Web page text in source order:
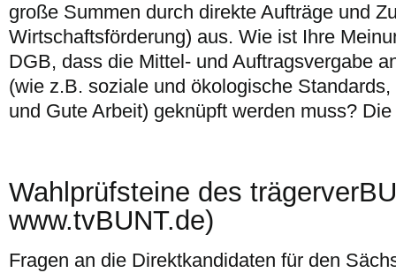
große Summen durch direkte Aufträge und
Wirtschaftsförderung) aus. Wie ist Ihre
DGB, dass die Mittel- und Auftragsvergabe
(wie z.B. soziale und ökologische
und Gute Arbeit) geknüpft werden muss?
Wahlprüfsteine des
www.tvBUNT.de)
Fragen an die Direktkandidaten für den